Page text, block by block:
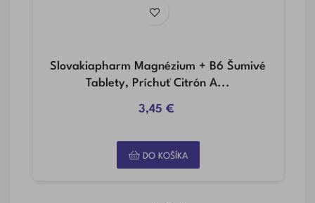
Slovakiapharm Magnézium + B6 Šumivé
Tablety, Príchuť Citrón A...
3,45 €
DO KOŠÍKA